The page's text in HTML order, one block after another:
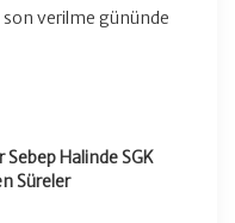
son verilme gününde
Halinde SGK
Süreler